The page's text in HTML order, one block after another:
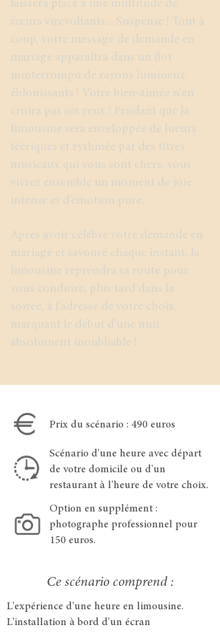
laissera place à une multitude de
cœurs virevoltants... Suspense ! Tout à
coup, votre message de demande en
mariage apparaîtra dans un flot
ininterrompu de rayons lumineux
éblouissants ! Votre bien-aimée n'en
croira pas ses yeux ! Pendant que la
limousine sera enveloppée de lueurs
féériques et rythmée par des titres
musicaux qui vous sont chers, vous
vivrez ensemble un moment de joie
intense et d’émotion pure.
Après avoir célébré votre demande en
mariage et savouré chaque instant, la
limousine reprendra sa route pour
vous conduire, plus tard dans la
soirée, à l’adresse de votre choix,
marquant le début d'une nuit
absolument inoubliable !
Prix du scénario : 490 euros
Scénario d'une heure avec départ
de votre domicile ou d'un
restaurant à l'heure de votre choix.
Option en supplément :
photographe professionnel pour
150 euros.
Ce scénario comprend :
​L'expérience d'une heure en limousine.
L'installation à bord d'un écran